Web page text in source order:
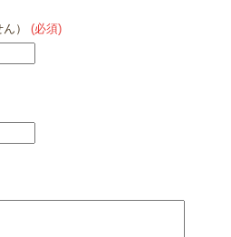
） (必須)